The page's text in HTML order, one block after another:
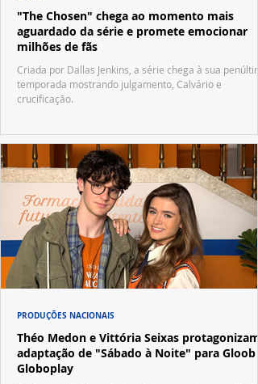
"The Chosen" chega ao momento mais
aguardado da série e promete emocionar
milhões de fãs
Criada por Dallas Jenkins, a série chega à sua
temporada mostrando julgamento, Calvário e
crucificação.
Théo Medon e Vittória Seixas protagonizam
adaptação de "Sábado à Noite" para Gloob e
Globoplay
PRODUÇÕES NACIONAIS